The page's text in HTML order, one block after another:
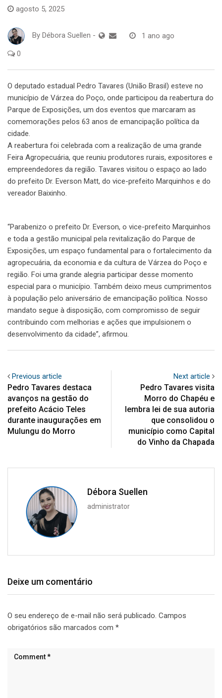
agosto 5, 2025
By Débora Suellen - 1 ano ago
0
O deputado estadual Pedro Tavares (União Brasil) esteve no
município de Várzea do Poço, onde participou da reabertura do
Parque de Exposições, um dos eventos que marcaram as
comemorações pelos 63 anos de emancipação política da
cidade.
A reabertura foi celebrada com a realização de uma grande
Feira Agropecuária, que reuniu produtores rurais, expositores e
empreendedores da região. Tavares visitou o espaço ao lado
do prefeito Dr. Everson Matt, do vice-prefeito Marquinhos e do
vereador Baixinho.
“Parabenizo o prefeito Dr. Everson, o vice-prefeito Marquinhos
e toda a gestão municipal pela revitalização do Parque de
Exposições, um espaço fundamental para o fortalecimento da
agropecuária, da economia e da cultura de Várzea do Poço e
região. Foi uma grande alegria participar desse momento
especial para o município. Também deixo meus cumprimentos
à população pelo aniversário de emancipação política. Nosso
mandato segue à disposição, com compromisso de seguir
contribuindo com melhorias e ações que impulsionem o
desenvolvimento da cidade”, afirmou.
Previous article
Pedro Tavares destaca
avanços na gestão do
prefeito Acácio Teles
durante inaugurações em
Mulungu do Morro
Next article
Pedro Tavares visita
Morro do Chapéu e
lembra lei de sua autoria
que consolidou o
município como Capital
do Vinho da Chapada
Débora Suellen
administrator
Deixe um comentário
O seu endereço de e-mail não será publicado. Campos
obrigatórios são marcados com *